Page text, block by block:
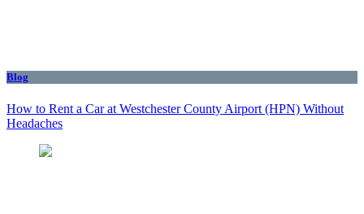
Blog
How to Rent a Car at Westchester County Airport (HPN) Without
Headaches